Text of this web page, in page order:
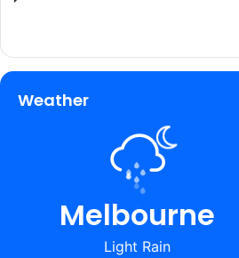
Weather
Melbourne
Light Rain